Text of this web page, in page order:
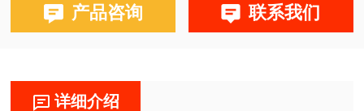
产品咨询 联系我们
详细介绍